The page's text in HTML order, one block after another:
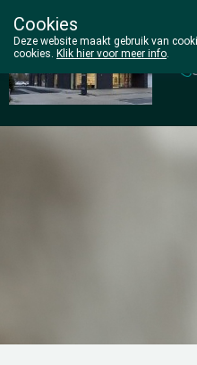
Cookies
Deze website maakt gebruik van
cookies. Klik hier voor meer info.